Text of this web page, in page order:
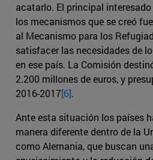
acatarlo. El principal
los mecanismos que se creó
al Mecanismo para los
satisfacer las necesidades de
en ese país. La Comisión
2.200 millones de euros, y
2016-2017[6].
Ante esta situación los países
manera diferente dentro de la
como Alemania, que buscan